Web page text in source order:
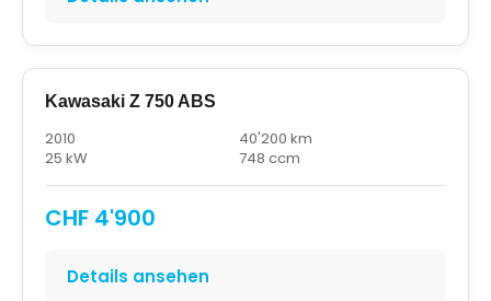
Kawasaki Z 750 ABS
2010
40'200 km
25 kW
748 ccm
CHF 4'900
Details ansehen